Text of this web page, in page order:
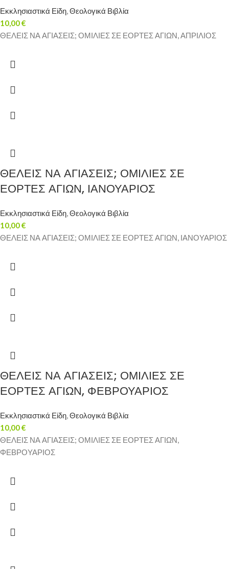
Εκκλησιαστικά Είδη,Θεολογικά Βιβλία
10,00€
ΘΕΛΕΙΣ ΝΑ ΑΓΙΑΣΕΙΣ; ΟΜΙΛΙΕΣ ΣΕ ΕΟΡΤΕΣ ΑΓΙΩΝ, ΑΠΡΙΛΙΟΣ
ΘΕΛΕΙΣ ΝΑ ΑΓΙΑΣΕΙΣ; ΟΜΙΛΙΕΣ ΣΕ
ΕΟΡΤΕΣ ΑΓΙΩΝ, ΙΑΝΟΥΑΡΙΟΣ
Εκκλησιαστικά Είδη,Θεολογικά Βιβλία
10,00€
ΘΕΛΕΙΣ ΝΑ ΑΓΙΑΣΕΙΣ; ΟΜΙΛΙΕΣ ΣΕ ΕΟΡΤΕΣ ΑΓΙΩΝ, ΙΑΝΟΥΑΡΙΟΣ
ΘΕΛΕΙΣ ΝΑ ΑΓΙΑΣΕΙΣ; ΟΜΙΛΙΕΣ ΣΕ
ΕΟΡΤΕΣ ΑΓΙΩΝ, ΦΕΒΡΟΥΑΡΙΟΣ
Εκκλησιαστικά Είδη,Θεολογικά Βιβλία
10,00€
ΘΕΛΕΙΣ ΝΑ ΑΓΙΑΣΕΙΣ; ΟΜΙΛΙΕΣ ΣΕ ΕΟΡΤΕΣ ΑΓΙΩΝ,
ΦΕΒΡΟΥΑΡΙΟΣ